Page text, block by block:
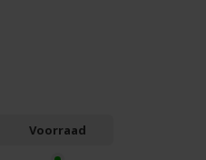
Voorraad